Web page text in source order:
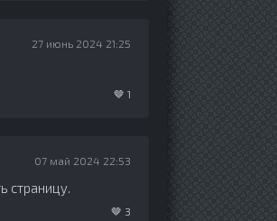
27 июнь 2024 21:25
🤎 1
07 май 2024 22:53
страницу.
🤎 3